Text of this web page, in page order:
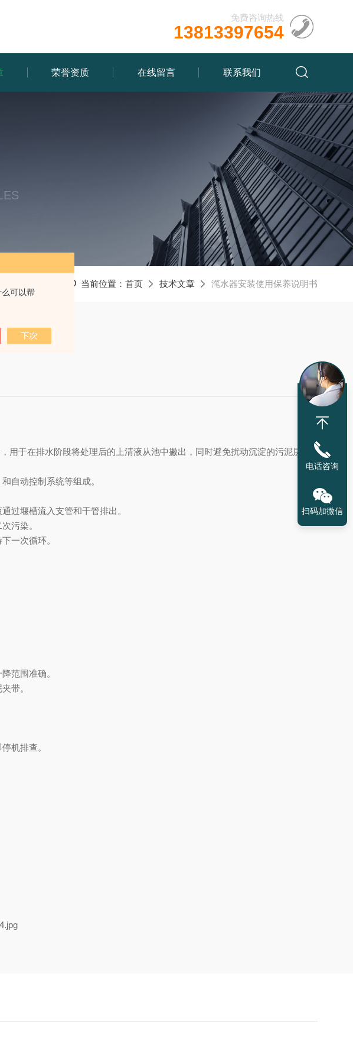
可以帮
免费咨询热线
13813397654
荣誉资质 在线留言 联系我们
当前位置： 首页 技术文章 滗水器安装使用保养说明书
于在排水阶段将处理后的上清液从池中撇出，同时避免扰动沉淀的污泥层。
自动控制系统等组成。
过堰槽流入支管和干管排出。
污染。
一次循环。
范围准确。
带。
机排查。
电话咨询
扫码加微信